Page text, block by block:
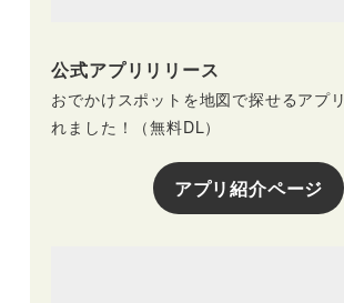
公式アプリリリース
おでかけスポットを地図で探せるアプ
れました！（無料DL）
アプリ紹介ページ